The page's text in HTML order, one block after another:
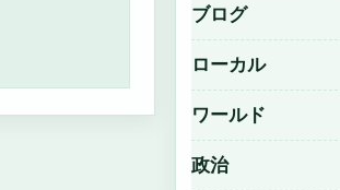
ブログ
ローカル
ワールド
政治